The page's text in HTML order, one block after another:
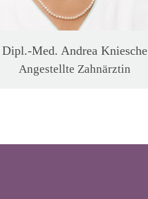
Dipl.-Med. Andrea Kniesche
Angestellte Zahnärztin